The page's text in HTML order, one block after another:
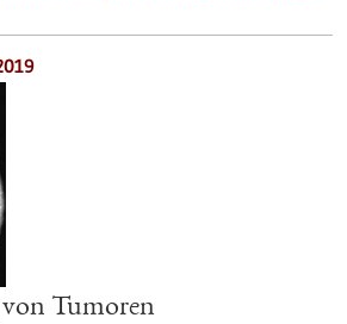
Tumoren